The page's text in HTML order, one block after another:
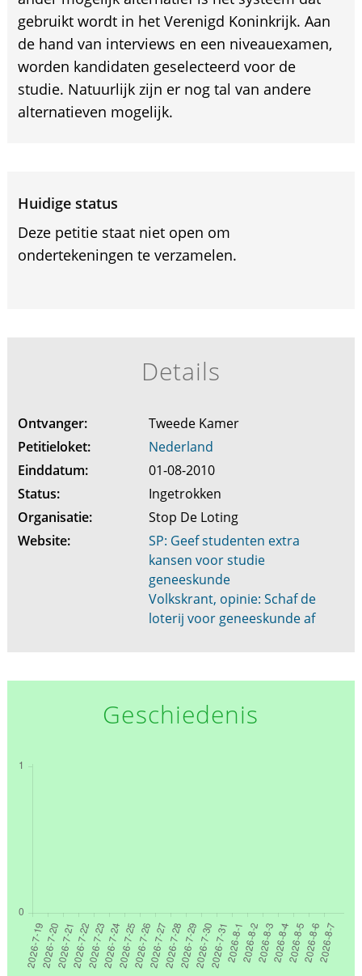
gebruikt wordt in het Verenigd Koninkrijk. Aan
de hand van interviews en een niveauexamen,
worden kandidaten geselecteerd voor de
studie. Natuurlijk zijn er nog tal van andere
alternatieven mogelijk.
Huidige status
Deze petitie staat niet open om
ondertekeningen te verzamelen.
Details
Ontvanger:
Tweede Kamer
Petitieloket:
Nederland
Einddatum:
01-08-2010
Status:
Ingetrokken
Organisatie:
Stop De Loting
Website:
SP: Geef studenten extra
kansen voor studie
geneeskunde
Volkskrant, opinie: Schaf de
loterij voor geneeskunde af
Geschiedenis